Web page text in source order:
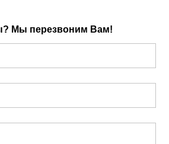
Мы перезвоним Вам!